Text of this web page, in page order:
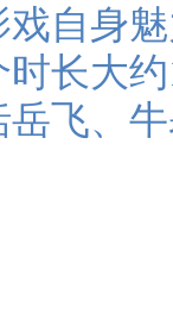
自身
时长大
飞、